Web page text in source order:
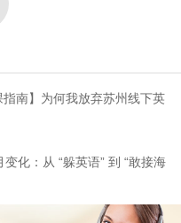
指南】为何我放弃苏州线下英
化：从 “躲英语” 到 “敢接海